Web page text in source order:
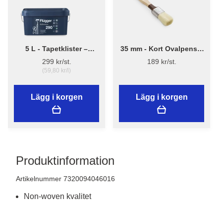
5 L - Tapetklister –
Flügger Adhesive 290
299 kr/st.
(59,80 kr/l)
Lägg i korgen
35 mm - Kort Ovalpensel
High Finish 1179 -
Flügger
189 kr/st.
Lägg i korgen
Produktinformation
Artikelnummer 7320094046016
Non-woven kvalitet